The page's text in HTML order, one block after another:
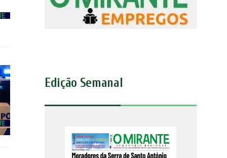
Edição Semanal